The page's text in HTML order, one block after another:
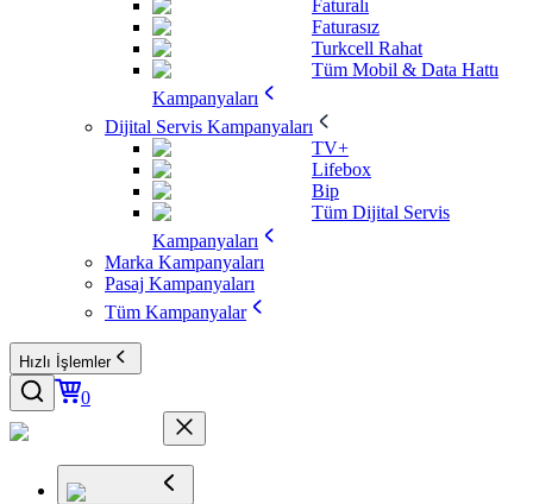
Faturalı
Faturasız
Turkcell Rahat
Tüm Mobil & Data Hattı
Kampanyaları
Dijital Servis Kampanyaları
TV+
Lifebox
Bip
Tüm Dijital Servis
Kampanyaları
Marka Kampanyaları
Pasaj Kampanyaları
Tüm Kampanyalar
Hızlı İşlemler
0